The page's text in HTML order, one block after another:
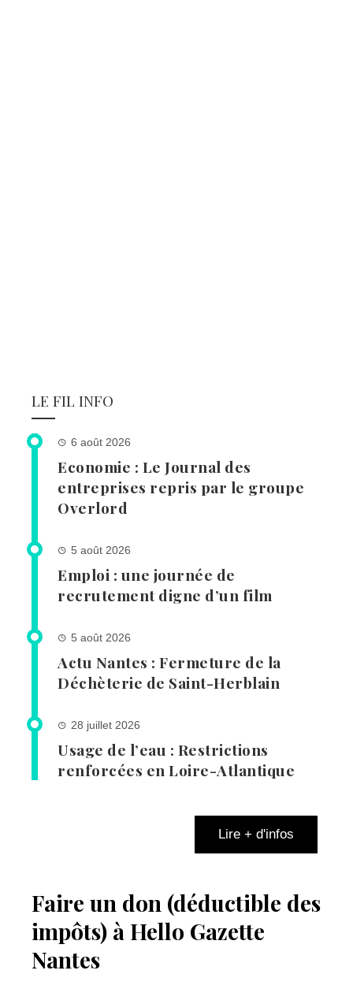
LE FIL INFO
6 août 2026
Economie : Le Journal des
entreprises repris par le groupe
Overlord
5 août 2026
Emploi : une journée de
recrutement digne d’un film
5 août 2026
Actu Nantes : Fermeture de la
Déchèterie de Saint-Herblain
28 juillet 2026
Usage de l’eau : Restrictions
renforcées en Loire-Atlantique
Lire + d'infos
Faire un don (déductible des
impôts) à Hello Gazette
Nantes